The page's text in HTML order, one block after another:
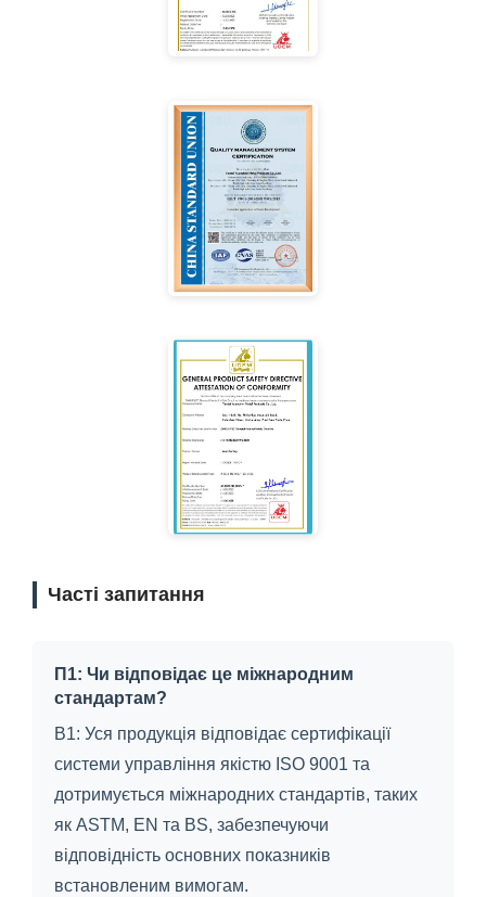
Часті запитання
П1: Чи відповідає це міжнародним
стандартам?
В1: Уся продукція відповідає сертифікації
системи управління якістю ISO 9001 та
дотримується міжнародних стандартів, таких
як ASTM, EN та BS, забезпечуючи
відповідність основних показників
встановленим вимогам.